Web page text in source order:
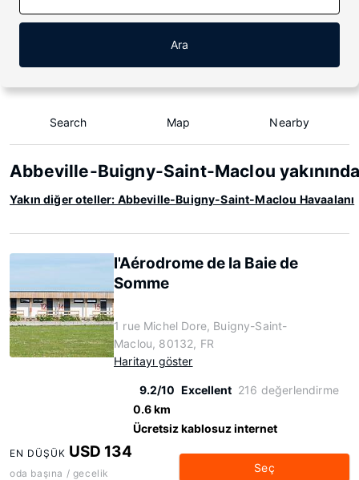
Ara
Search Map Nearby
Abbeville-Buigny-Saint-Maclou
Yakın diğer oteller: Abbeville-Buigny-Saint-Maclou Havaalanı
l'Aérodrome de la Baie de
Somme
1 rue Michel Dore, Buigny-Saint-
Maclou, 80132, FR
Haritayı göster
9.2/10 Excellent 216 değerlendirme
0.6 km
Ücretsiz kablosuz internet
EN DÜŞÜK USD 134
oda başına / gecelik Seç